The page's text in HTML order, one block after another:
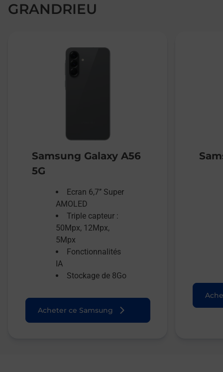
GRANDRIEU
Samsung Galaxy A56
5G
Ecran 6,7’’ Super
AMOLED
Triple capteur :
50Mpx, 12Mpx,
5Mpx
Fonctionnalités
IA
Stockage de 8Go
Acheter ce Samsung